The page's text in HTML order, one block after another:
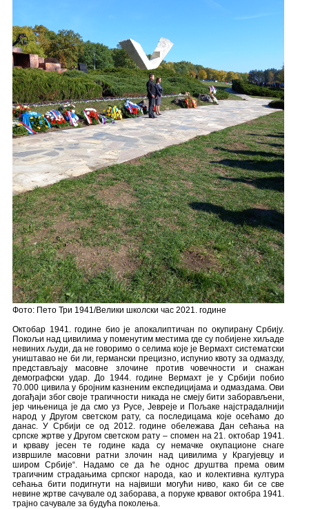
Фото: Пето Три 1941/Велики школски час 2021. године
Октобар 1941. године био је апокалиптичан по окупирану Србију.
Покољи над цивилима у поменутим местима где су побијене хиљаде
невиних људи, да не говоримо о селима које је Вермахт систематски
уништавао не би ли, германски прецизно, испунио квоту за одмазду,
представљају масовне злочине против човечности и снажан
демографски удар. До 1944. године Вермахт је у Србији побио
70.000 цивила у бројним казненим експедицијама и одмаздама. Ови
догађаји због своје трагичности никада не смеју бити заборављени,
јер чињеница је да смо уз Русе, Јевреје и Пољаке најстрадалнији
народ у Другом светском рату, са последицама које осећамо до
данас. У Србији се од 2012. године обележава Дан сећања на
српске жртве у Другом светском рату – спомен на 21. октобар 1941.
и крваву јесен те године када су немачке окупационе снаге
извршиле масовни ратни злочин над цивилима у Крагујевцу и
широм Србије“. Надамо се да ће однос друштва према овим
трагичним страдањима српског народа, као и колективна култура
сећања бити подигнути на највиши могући ниво, како би се све
невине жртве сачувале од заборава, а поруке крвавог октобра 1941.
трајно сачувале за будућа поколења.